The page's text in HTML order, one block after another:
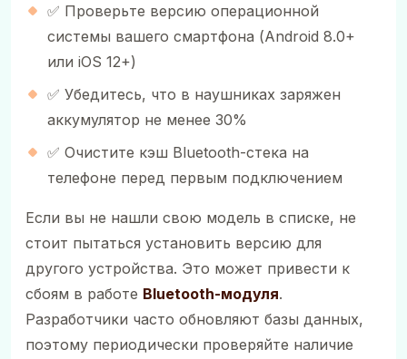
✅ Проверьте версию операционной
системы вашего смартфона (Android 8.0+
или iOS 12+)
✅ Убедитесь, что в наушниках заряжен
аккумулятор не менее 30%
✅ Очистите кэш Bluetooth-стека на
телефоне перед первым подключением
Если вы не нашли свою модель в списке, не
стоит пытаться установить версию для
другого устройства. Это может привести к
сбоям в работе Bluetooth-модуля.
Разработчики часто обновляют базы данных,
поэтому периодически проверяйте наличие